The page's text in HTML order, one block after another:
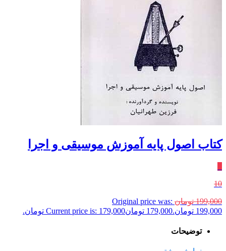
کتاب اصول پایه آموزش موسیقی و اجرا
10
199,000 تومان Original price was:
199,000 تومان.
179,000 تومانCurrent price is: 179,000 تومان.
توضیحات